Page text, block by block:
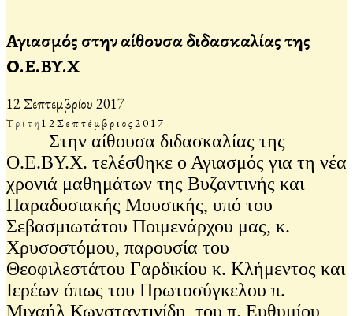
Αγιασμός στην αίθουσα διδασκαλίας της
Ο.Ε.ΒΥ.Χ
12 Σεπτεμβρίου 2017
Τρίτη 12Σεπτέμβριος2017
Στην αίθουσα διδασκαλίας της
Ο.Ε.ΒΥ.Χ. τελέσθηκε ο Αγιασμός για τη νέα
χρονιά μαθημάτων της Βυζαντινής και
Παραδοσιακής Μουσικής, υπό του
Σεβασμιωτάτου Ποιμενάρχου μας, κ.
Χρυσοστόμου, παρουσία του
Θεοφιλεστάτου Γαρδικίου κ. Κλήμεντος και
Ιερέων όπως του Πρωτοσύγκελου π.
Μιχαήλ Κωνσταντινίδη, του π. Ευθυμίου